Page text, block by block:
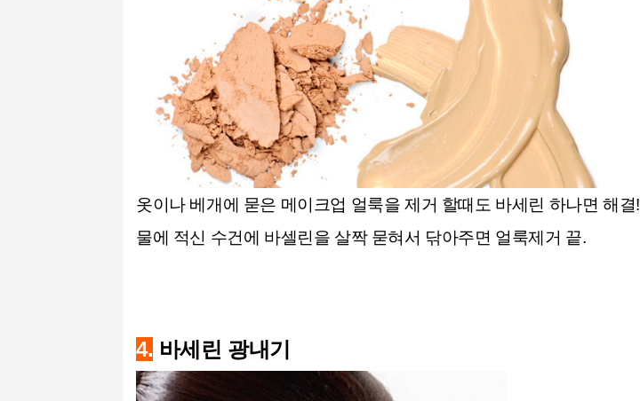
옷이나 베개에 묻은 메이크업 얼룩을 제거 할때도 바세린 하나면 해결!
물에 적신 수건에 바셀린을 살짝 묻혀서 닦아주면 얼룩제거 끝.
4. 바세린 광내기